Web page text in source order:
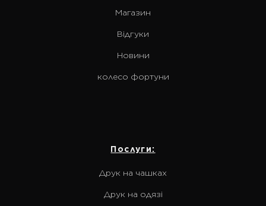
Магазин
Відгуки
Новини
колесо фортуни
Послуги:
Друк на чашках
Друк на одязі